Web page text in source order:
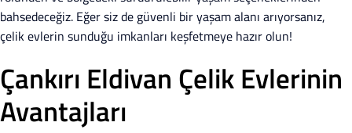
bahsedeceğiz. Eğer siz de güvenli bir yaşam alanı arıyorsanız,
çelik evlerin sunduğu imkanları keşfetmeye hazır olun!
Çankırı Eldivan Çelik Evlerinin
Avantajları